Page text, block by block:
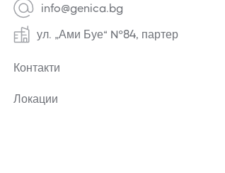
info@genica.bg
ул. „Ами Буе“ №84, партер
Контакти
Локации